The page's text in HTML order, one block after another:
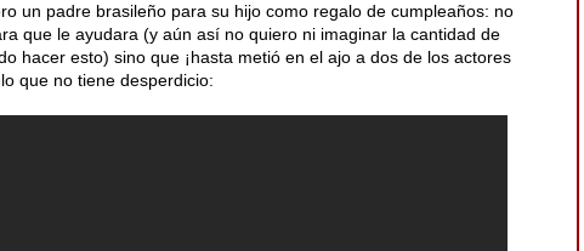
un padre brasileño para su hijo como regalo de cumpleaños: no
que le ayudara (y aún así no quiero ni imaginar la cantidad de
hacer esto) sino que ¡hasta metió en el ajo a dos de los actores
que no tiene desperdicio: